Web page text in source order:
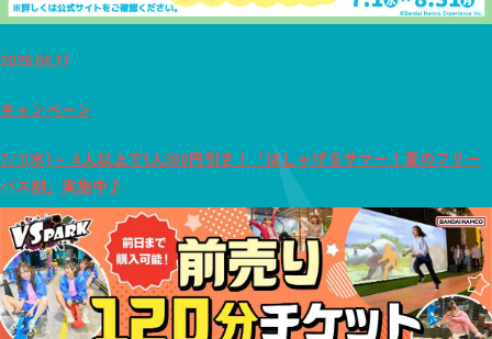
2026.06.17
キャンペーン
7/1(水)～ 4人以上で1人300円引き！「はしゃげるサマー！夏のフリー
パス割」実施中♪